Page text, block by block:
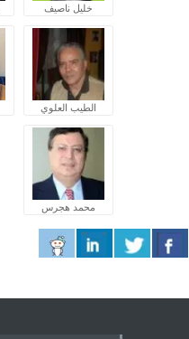
خليل ناصيف
الطيب العلوي
محمد هجرس